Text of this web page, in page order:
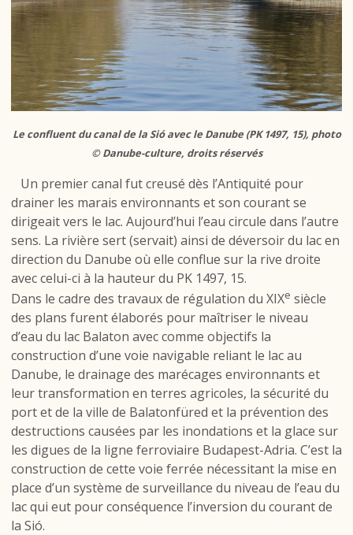
Le confluent du canal de la Sió avec le Danube (PK 1497, 15), photo
© Danube-culture, droits réservés
Un premier canal fut creusé dès l’Antiquité pour
drainer les marais environnants et son courant se
dirigeait vers le lac. Aujourd’hui l’eau circule dans l’autre
sens. La rivière sert (servait) ainsi de déversoir du lac en
direction du Danube où elle conflue sur la rive droite
avec celui-ci à la hauteur du PK 1497, 15.
Dans le cadre des travaux de régulation du XIXe siècle
des plans furent élaborés pour maîtriser le niveau
d’eau du lac Balaton avec comme objectifs la
construction d’une voie navigable reliant le lac au
Danube, le drainage des marécages environnants et
leur transformation en terres agricoles, la sécurité du
port et de la ville de Balatonfüred et la prévention des
destructions causées par les inondations et la glace sur
les digues de la ligne ferroviaire Budapest-Adria. C’est la
construction de cette voie ferrée nécessitant la mise en
place d’un système de surveillance du niveau de l’eau du
lac qui eut pour conséquence l’inversion du courant de
la Sió.